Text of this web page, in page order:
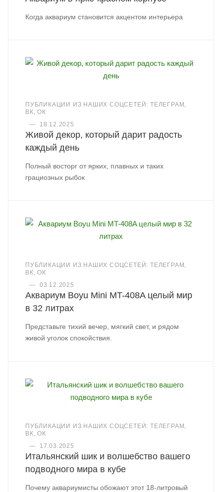
Когда аквариум становится акцентом интерьера
ПУБЛИКАЦИИ ИЗ НАШИХ СОЦСЕТЕЙ: ТЕЛЕГРАМ,
ВК, ОК
—
18.12.2025
Живой декор, который дарит радость
каждый день
Полный восторг от ярких, плавных и таких
грациозных рыбок
ПУБЛИКАЦИИ ИЗ НАШИХ СОЦСЕТЕЙ: ТЕЛЕГРАМ,
ВК, ОК
—
03.12.2025
Аквариум Boyu Mini MT-408A целый мир
в 32 литрах
Представьте тихий вечер, мягкий свет, и рядом
живой уголок спокойствия.
ПУБЛИКАЦИИ ИЗ НАШИХ СОЦСЕТЕЙ: ТЕЛЕГРАМ,
ВК, ОК
—
17.03.2025
Итальянский шик и волшебство вашего
подводного мира в кубе
Почему аквариумисты обожают этот 18-литровый